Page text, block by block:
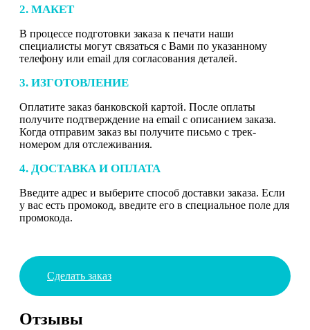
2. МАКЕТ
В процессе подготовки заказа к печати наши
специалисты могут связаться с Вами по указанному
телефону или email для согласования деталей.
3. ИЗГОТОВЛЕНИЕ
Оплатите заказ банковской картой. После оплаты
получите подтверждение на email с описанием заказа.
Когда отправим заказ вы получите письмо с трек-
номером для отслеживания.
4. ДОСТАВКА И ОПЛАТА
Введите адрес и выберите способ доставки заказа. Если
у вас есть промокод, введите его в специальное поле для
промокода.
Сделать заказ
Отзывы